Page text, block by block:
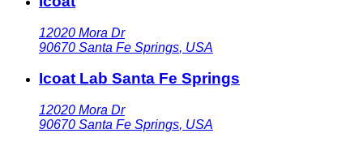
12020 Mora Dr
90670 Santa Fe Springs, USA
Icoat Lab Santa Fe Springs
12020 Mora Dr
90670 Santa Fe Springs, USA